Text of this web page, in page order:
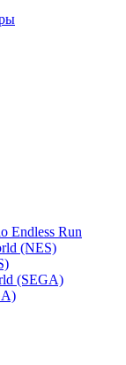
Endless Run